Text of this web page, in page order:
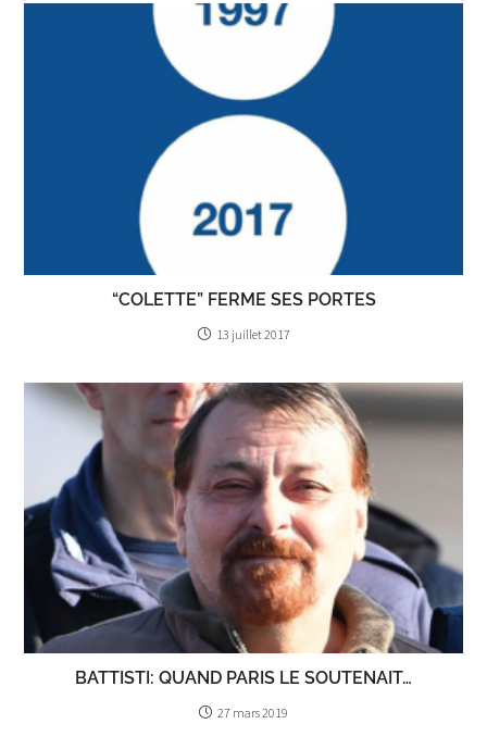
“COLETTE” FERME SES PORTES
13 juillet 2017
BATTISTI: QUAND PARIS LE SOUTENAIT…
27 mars 2019